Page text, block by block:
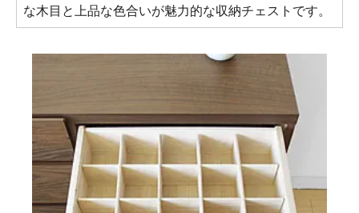
な木目と上品な色合いが魅力的な収納チェストです。